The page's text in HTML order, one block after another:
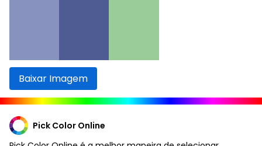
Baixar Imagem
Pick Color Online